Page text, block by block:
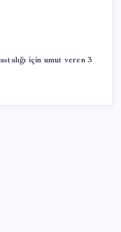
için umut veren 3